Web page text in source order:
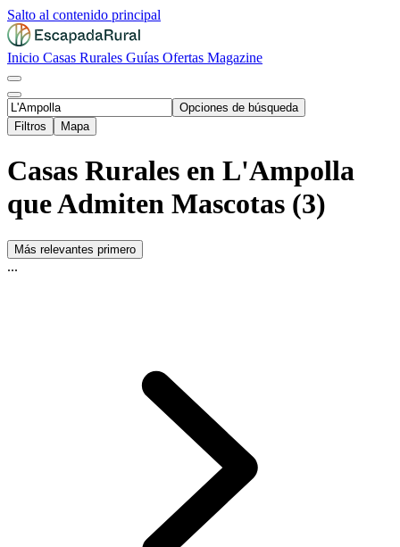
Salto al contenido principal
Inicio Casas Rurales Guías Ofertas Magazine
Opciones de búsqueda
Filtros
Mapa
Casas Rurales en L'Ampolla
que Admiten Mascotas (3)
Más relevantes primero
...